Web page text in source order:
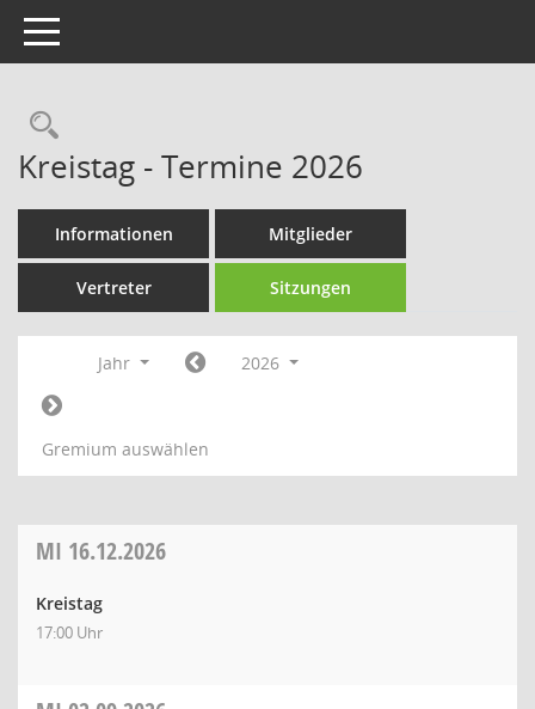
Toggle navigation
Rechercheauswahl
Kreistag - Termine 2026
Informationen Mitglieder
Vertreter Sitzungen
Jahr 2026
Gremium auswählen
MI 16.12.2026
Kreistag
17:00 Uhr